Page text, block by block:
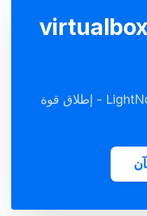
لا تفوت أفضل virtualbox
احتضن التميز مع LightNode VPS - إطلاق قوة